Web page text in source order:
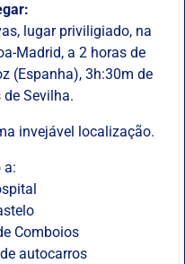
lugar priviligiado, na
Madrid, a 2 horas de
(Espanha), 3h:30m de
Sevilha.
invejável localização.
a:
Comboios
autocarros